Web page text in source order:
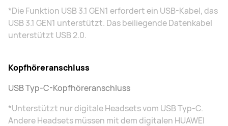
*Die Funktion USB 3.1 GEN1 erfordert ein USB-Kabel, das
USB 3.1 GEN1 unterstützt. Das beiliegende Datenkabel
unterstützt USB 2.0.
Kopfhöreranschluss
USB Typ-C-Kopfhöreranschluss
*Unterstützt nur digitale Headsets vom USB Typ-C.
Andere Headsets müssen mit dem digitalen HUAWEI